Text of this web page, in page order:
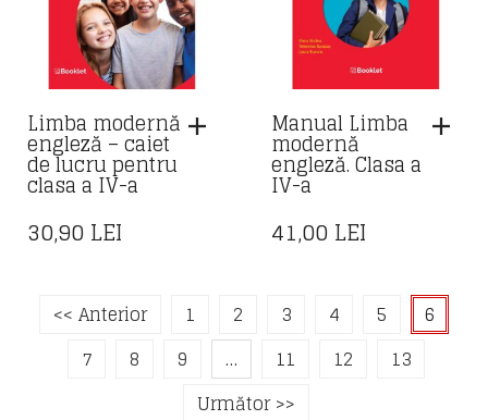
Limba modernă
engleză – caiet
de lucru pentru
clasa a IV-a
30,90 LEI
Manual Limba
modernă
engleză. Clasa a
IV-a
41,00 LEI
<< Anterior 1 2 3 4 5
6
7
8 9 … 11 12
13
Următor >>